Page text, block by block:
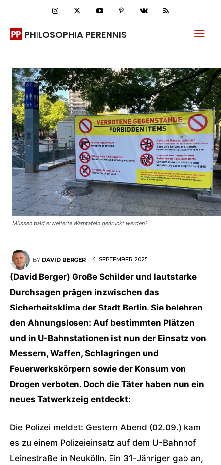
PHILOSOPHIA PERENNIS
Müssen bald erweiterte Warntafeln gedruckt werden?
BY DAVID BERGER 4. SEPTEMBER 2025
(David Berger) Große Schilder und lautstarke
Durchsagen prägen inzwischen das
Sicherheitsklima der Stadt Berlin. Sie belehren
den Ahnungslosen: Auf bestimmten Plätzen
und in U-Bahnstationen ist nun der Einsatz von
Messern, Waffen, Schlagringen und
Feuerwerkskörpern sowie der Konsum von
Drogen verboten. Doch die Täter haben nun ein
neues Tatwerkzeig entdeckt:
Die Polizei meldet: Gestern Abend (02.09.) kam
es zu einem Polizeieinsatz auf dem U-Bahnhof
Leinestraße in Neukölln. Ein 31-Jähriger gab an,